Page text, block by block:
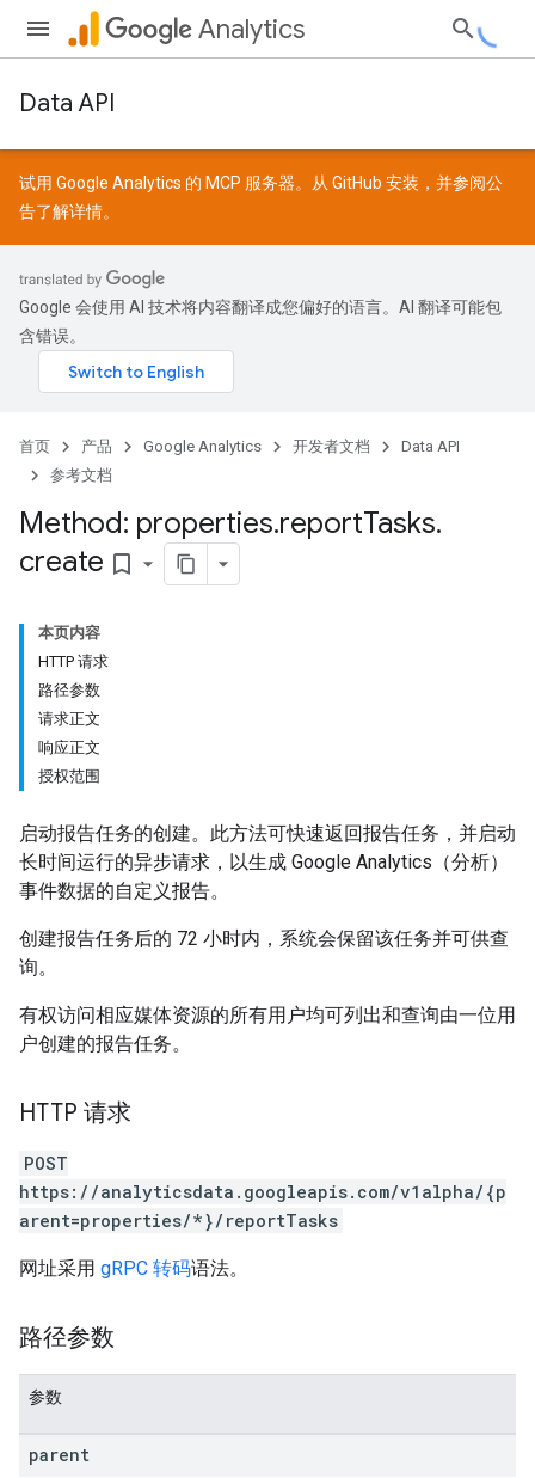
Analytics
Data API
试用 Google Analytics 的 MCP 服务器。从 GitHub 安装，并参阅公
告了解详情。
Google 会使用 AI 技术将内容翻译成您偏好的语言。AI 翻译可能包
含错误。
首页 产品 Google Analytics 开发者文档
Data API
参考文档
Method: properties.reportTasks.
create bookmark_border
本页内容
HTTP 请求
路径参数
请求正文
响应正文
授权范围
启动报告任务的创建。此方法可快速返回报告任务，并启动
长时间运行的异步请求，以生成 Google Analytics（分析）
事件数据的自定义报告。
创建报告任务后的 72 小时内，系统会保留该任务并可供查
询。
有权访问相应媒体资源的所有用户均可列出和查询由一位用
户创建的报告任务。
HTTP 请求
POST
https://analyticsdata.googleapis.com/v1alpha/{p
arent=properties/*}/reportTasks
网址采用 gRPC 转码语法。
路径参数
参数
parent